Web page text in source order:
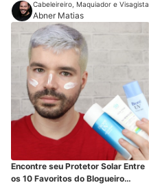
PerfeitoCabeleireiro, Maquiador e Visagista
Abner Matias
Encontre seu Protetor Solar Entre
os 10 Favoritos do Blogueiro